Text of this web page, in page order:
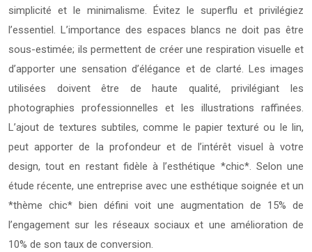
simplicité et le minimalisme. Évitez le superflu et privilégiez
l’essentiel. L’importance des espaces blancs ne doit pas être
sous-estimée; ils permettent de créer une respiration visuelle et
d’apporter une sensation d’élégance et de clarté. Les images
utilisées doivent être de haute qualité, privilégiant les
photographies professionnelles et les illustrations raffinées.
L’ajout de textures subtiles, comme le papier texturé ou le lin,
peut apporter de la profondeur et de l’intérêt visuel à votre
design, tout en restant fidèle à l’esthétique *chic*. Selon une
étude récente, une entreprise avec une esthétique soignée et un
*thème chic* bien défini voit une augmentation de 15% de
l’engagement sur les réseaux sociaux et une amélioration de
10% de son taux de conversion.